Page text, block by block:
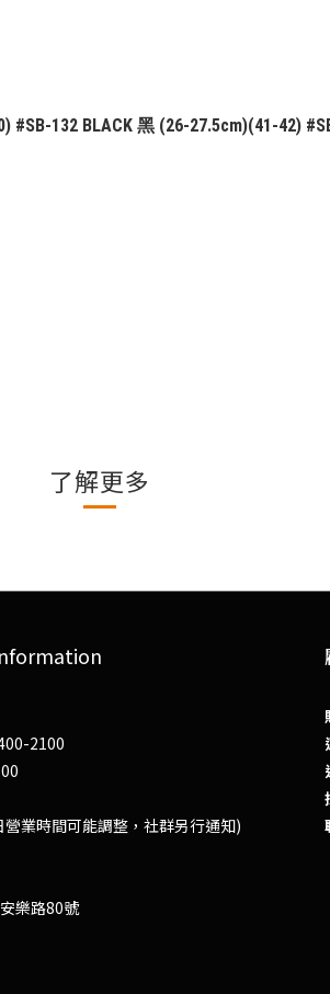
#SB-132 BLACK 黑 (26-27.5cm)(41-42)
了解更多
2100
營業時間可能調整，社群另行通知)
樂路80號